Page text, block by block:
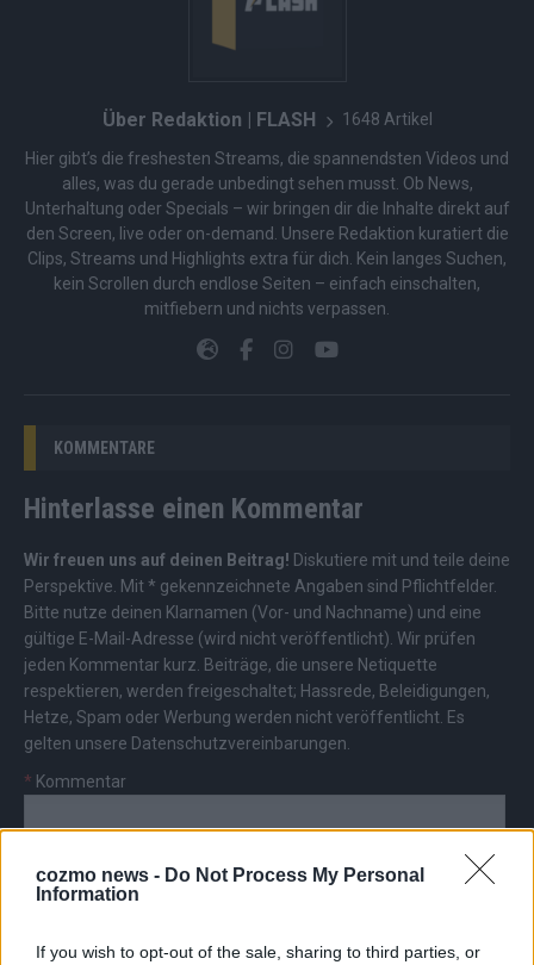
cozmo news - Do Not Process My Personal
Information
If you wish to opt-out of the sale, sharing to third parties, or
Über Redaktion | FLASH 1648 Artikel
Hier gibt’s die freshesten Streams, die spannendsten Videos und
alles, was du gerade unbedingt sehen musst. Ob News,
Unterhaltung oder Specials – wir bringen dir die Inhalte direkt auf
den Screen, live oder on-demand. Unsere Redaktion kuratiert die
Clips, Streams und Highlights extra für dich. Kein langes Suchen,
kein Scrollen durch endlose Seiten – einfach einschalten,
mitfiebern und nichts verpassen.
KOMMENTARE
Hinterlasse einen Kommentar
Wir freuen uns auf deinen Beitrag! Diskutiere mit und teile deine
Perspektive. Mit * gekennzeichnete Angaben sind Pflichtfelder.
Bitte nutze deinen Klarnamen (Vor- und Nachname) und eine
gültige E-Mail-Adresse (wird nicht veröffentlicht). Wir prüfen
jeden Kommentar kurz. Beiträge, die unsere Netiquette
respektieren, werden freigeschaltet; Hassrede, Beleidigungen,
Hetze, Spam oder Werbung werden nicht veröffentlicht. Es
gelten unsere Datenschutzvereinbarungen
* Kommentar
Vor- und Nachname